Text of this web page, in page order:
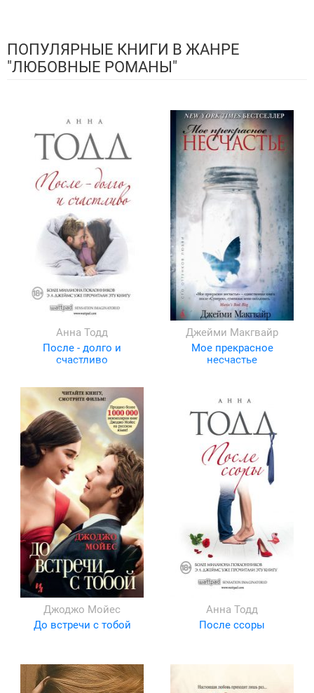
ПОПУЛЯРНЫЕ КНИГИ В ЖАНРЕ
"ЛЮБОВНЫЕ РОМАНЫ"
Анна Тодд
После - долго и
счастливо
Джейми Макгвайр
Мое прекрасное
несчастье
Джоджо Мойес
До встречи с тобой
Анна Тодд
После ссоры